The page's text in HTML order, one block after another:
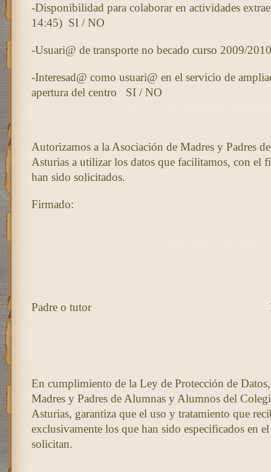
-Disponibilidad para colaborar en actividades
14:45) SI / NO
-Usuari@ de transporte no becado curso 2009/2010
-Interesad@ como usuari@ en el servicio de
apertura del centro
SI / NO
Autorizamos a la Asociación de Madres y Padres
Asturias a utilizar los datos que facilitamos, con el
han sido solicitados.
Firmado:
Padre o tutor
En cumplimiento de la Ley de Protección de
Madres y Padres de Alumnas y Alumnos del
Asturias, garantiza que el uso y tratamiento que
exclusivamente los que han sido especificados en
solicitan.